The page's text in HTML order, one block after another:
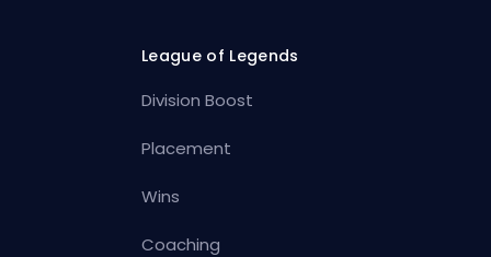
League of Legends
Division Boost
Placement
Wins
Coaching